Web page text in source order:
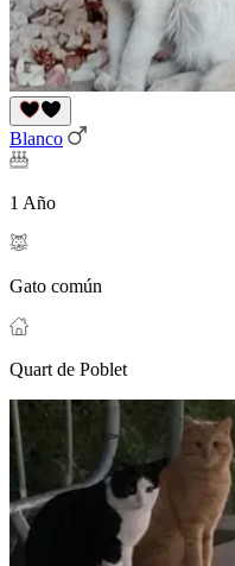
Blanco
1 Año
Gato común
Quart de Poblet